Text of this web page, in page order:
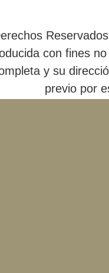
con fines
y su
previo por